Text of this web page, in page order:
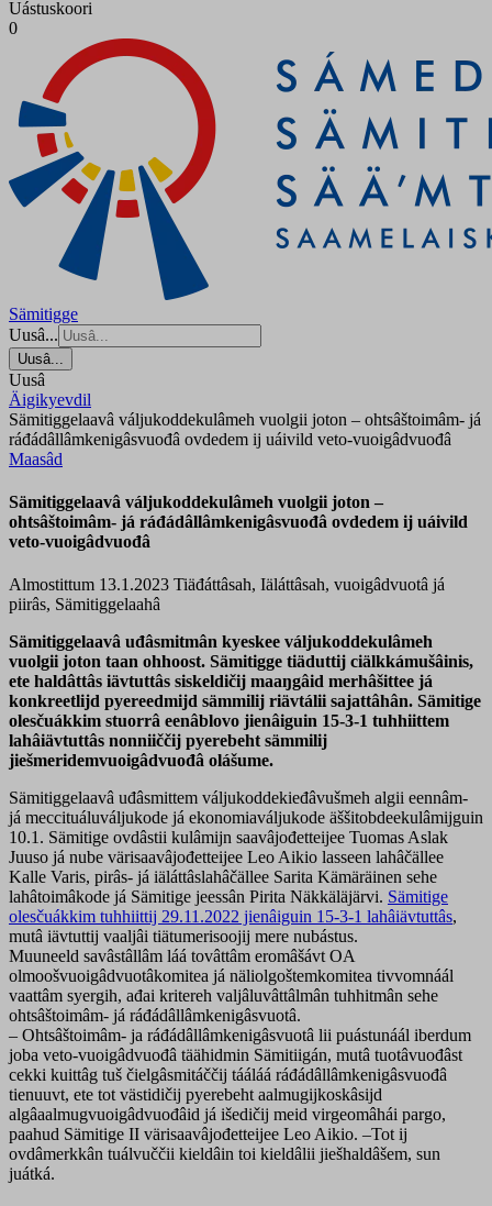
Uástuskoori
0
Sämitigge
Uusâ...
Uusâ...
Uusâ
Äigikyevdil
Sämitiggelaavâ váljukoddekulâmeh vuolgii joton – ohtsâštoimâm- já
ráđádâllâmkenigâsvuođâ ovdedem ij uáivild veto-vuoigâdvuođâ
Maasâd
Sämitiggelaavâ váljukoddekulâmeh vuolgii joton –
ohtsâštoimâm- já ráđádâllâmkenigâsvuođâ ovdedem ij uáivild
veto-vuoigâdvuođâ
Almostittum 13.1.2023 Tiäđáttâsah, Iäláttâsah, vuoigâdvuotâ já
piirâs, Sämitiggelaahâ
Sämitiggelaavâ uđâsmitmân kyeskee váljukoddekulâmeh
vuolgii joton taan ohhoost. Sämitigge tiäduttij ciälkkámušâinis,
ete haldâttâs iävtuttâs siskeldičij maaŋgâid merhâšittee já
konkreetlijd pyereedmijd sämmilij riävtálii sajattâhân. Sämitige
olesčuákkim stuorrâ eenâblovo jienâiguin 15-3-1 tuhhiittem
lahâiävtuttâs nonniiččij pyerebeht sämmilij
jiešmeridemvuoigâdvuođâ olášume.
Sämitiggelaavâ uđâsmittem váljukoddekieđâvušmeh algii eennâm-
já meccituáluváljukode já ekonomiaváljukode äššitobdeekulâmijguin
10.1. Sämitige ovdâstii kulâmijn saavâjođetteijee Tuomas Aslak
Juuso já nube värisaavâjođetteijee Leo Aikio lasseen lahâčällee
Kalle Varis, pirâs- já iäláttâslahâčällee Sarita Kämäräinen sehe
lahâtoimâkode já Sämitige jeessân Pirita Näkkäläjärvi. Sämitige
olesčuákkim tuhhiittij 29.11.2022 jienâiguin 15-3-1 lahâiävtuttâs,
mutâ iävtuttij vaaljâi tiätumerisoojij mere nubástus.
Muuneeld savâstâllâm láá tovâttâm eromâšávt OA
olmoošvuoigâdvuotâkomitea já näliolgoštemkomitea tivvomnáál
vaattâm syergih, ađai kritereh valjâluvâttâlmân tuhhitmân sehe
ohtsâštoimâm- já ráđádâllâmkenigâsvuotâ.
– Ohtsâštoimâm- ja ráđádâllâmkenigâsvuotâ lii puástunáál iberdum
joba veto-vuoigâdvuođâ täähidmin Sämitiigán, mutâ tuotâvuođâst
cekki kuittâg tuš čielgâsmitáččij tááláá ráđádâllâmkenigâsvuođâ
tienuuvt, ete tot västidičij pyerebeht aalmugijkoskâsijd
algâaalmugvuoigâdvuođâid já išedičij meid virgeomâhái pargo,
paahud Sämitige II värisaavâjođetteijee Leo Aikio. –Tot ij
ovdâmerkkân tuálvuččii kieldâin toi kieldâlii jiešhaldâšem, sun
juátká.